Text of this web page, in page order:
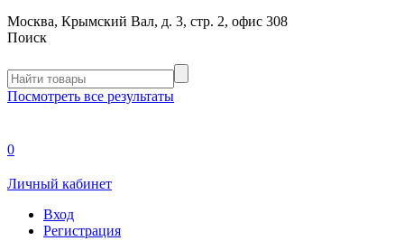
Москва, Крымский Вал, д. 3, стр. 2, офис 308
Поиск
Посмотреть все результаты
0
Личный кабинет
Вход
Регистрация